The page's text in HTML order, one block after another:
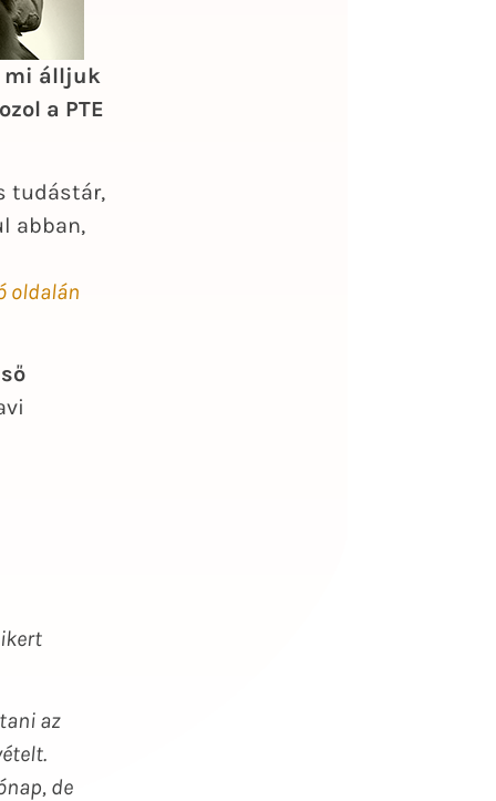
mi álljuk
a PTE
tudástár,
abban,
oldalán
az
de